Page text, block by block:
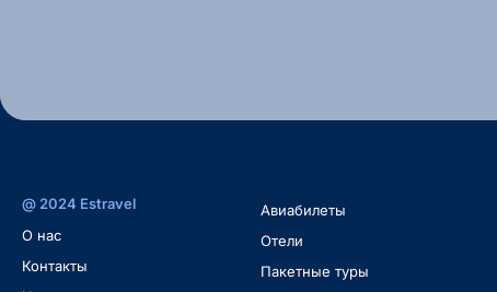
@ 2024 Estravel
O нас
Контакты
Авиабилеты
Oтели
Пакетные туры